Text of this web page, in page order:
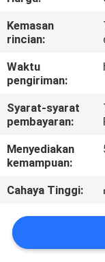
HUBUNGI
KAMI
BERITA
KASUS-
KASUS
MINTA
KUTIPAN
Kemasan
rincian:
Waktu
pengiriman:
Syarat-syarat
pembayaran:
Menyediakan
kemampuan:
Cahaya Tinggi: